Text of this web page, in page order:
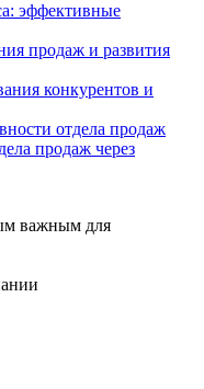
эффективные
продаж и развития
конкурентов и
отдела продаж
продаж через
важным для